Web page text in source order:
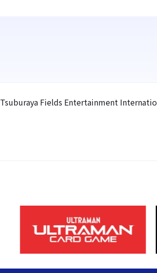
Tsuburaya Fields Entertainment